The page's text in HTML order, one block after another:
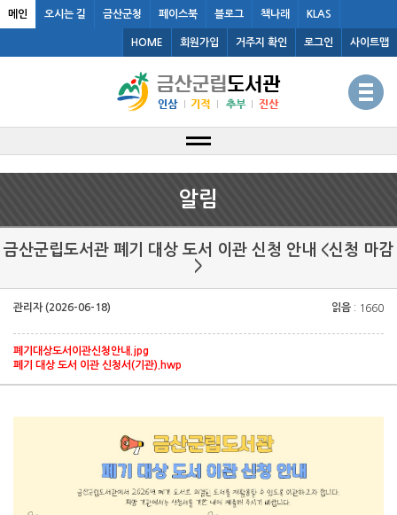
메인 오시는 길 금산군청 페이스북 블로그 책나래 KLAS
HOME 회원가입 거주지 확인 로그인 사이트맵
알림
금산군립도서관 폐기 대상 도서 이관 신청 안내 <신청 마감
>
관리자 (2026-06-18) 읽음 : 1660
폐기대상도서이관신청안내.jpg
폐기 대상 도서 이관 신청서(기관).hwp